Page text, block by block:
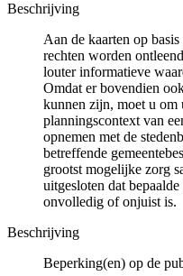
Beschrijving
Aan de kaarten op
rechten worden
louter informatieve
Omdat er bovendien
kunnen zijn, moet u om
planningscontext van
opnemen met de
betreffende
grootst mogelijke zorg
uitgesloten dat
onvolledig of onjuist is.
Beschrijving
Beperking(en) op de